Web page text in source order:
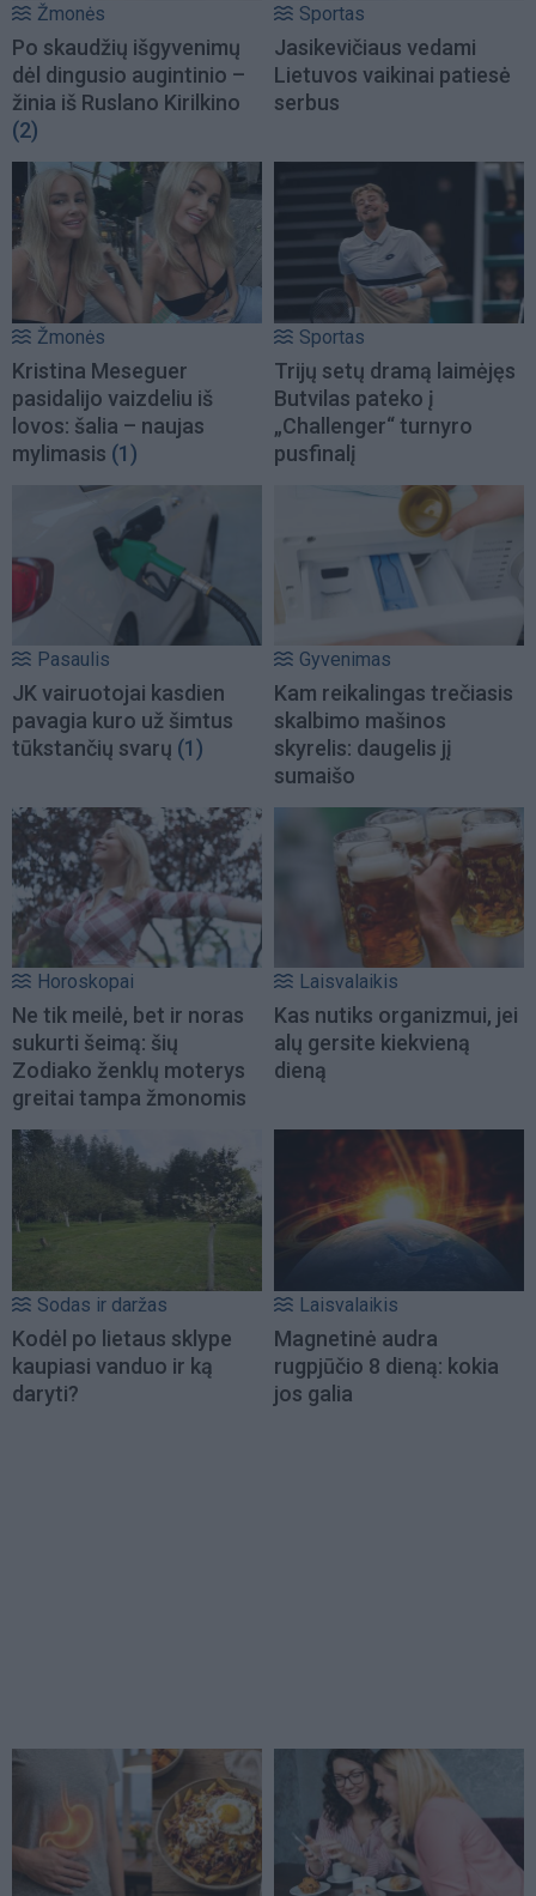
Žmonės
Po skaudžių išgyvenimų
dėl dingusio augintinio –
žinia iš Ruslano Kirilkino
(2)
Sportas
Jasikevičiaus vedami
Lietuvos vaikinai patiesė
serbus
Žmonės
Kristina Meseguer
pasidalijo vaizdeliu iš
lovos: šalia – naujas
mylimasis (1)
Sportas
Trijų setų dramą laimėjęs
Butvilas pateko į
„Challenger“ turnyro
pusfinalį
Pasaulis
JK vairuotojai kasdien
pavagia kuro už šimtus
tūkstančių svarų (1)
Gyvenimas
Kam reikalingas trečiasis
skalbimo mašinos
skyrelis: daugelis jį
sumaišo
Horoskopai
Ne tik meilė, bet ir noras
sukurti šeimą: šių
Zodiako ženklų moterys
greitai tampa žmonomis
Laisvalaikis
Kas nutiks organizmui, jei
alų gersite kiekvieną
dieną
Sodas ir daržas
Kodėl po lietaus sklype
kaupiasi vanduo ir ką
daryti?
Laisvalaikis
Magnetinė audra
rugpjūčio 8 dieną: kokia
jos galia